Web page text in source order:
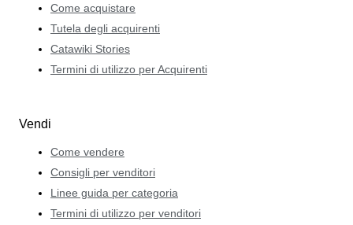
Come acquistare
Tutela degli acquirenti
Catawiki Stories
Termini di utilizzo per Acquirenti
Vendi
Come vendere
Consigli per venditori
Linee guida per categoria
Termini di utilizzo per venditori